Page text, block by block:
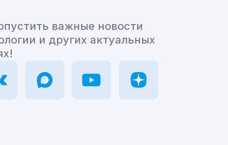
важные новости
и других актуальных